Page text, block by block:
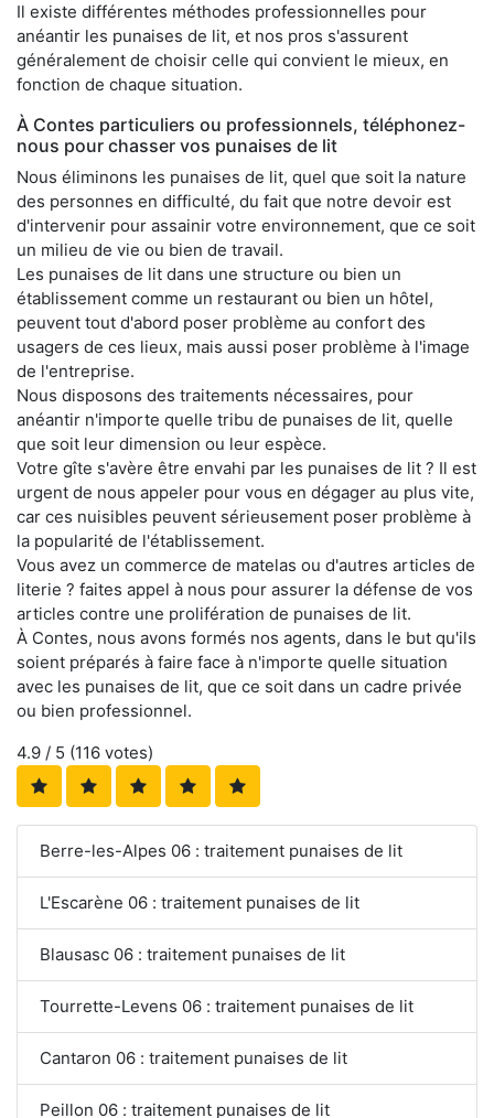
Il existe différentes méthodes professionnelles pour
anéantir les punaises de lit, et nos pros s'assurent
généralement de choisir celle qui convient le mieux, en
fonction de chaque situation.
À Contes particuliers ou professionnels, téléphonez-
nous pour chasser vos punaises de lit
Nous éliminons les punaises de lit, quel que soit la nature
des personnes en difficulté, du fait que notre devoir est
d'intervenir pour assainir votre environnement, que ce soit
un milieu de vie ou bien de travail.
Les punaises de lit dans une structure ou bien un
établissement comme un restaurant ou bien un hôtel,
peuvent tout d'abord poser problème au confort des
usagers de ces lieux, mais aussi poser problème à l'image
de l'entreprise.
Nous disposons des traitements nécessaires, pour
anéantir n'importe quelle tribu de punaises de lit, quelle
que soit leur dimension ou leur espèce.
Votre gîte s'avère être envahi par les punaises de lit ? Il est
urgent de nous appeler pour vous en dégager au plus vite,
car ces nuisibles peuvent sérieusement poser problème à
la popularité de l'établissement.
Vous avez un commerce de matelas ou d'autres articles de
literie ? faites appel à nous pour assurer la défense de vos
articles contre une prolifération de punaises de lit.
À Contes, nous avons formés nos agents, dans le but qu'ils
soient préparés à faire face à n'importe quelle situation
avec les punaises de lit, que ce soit dans un cadre privée
ou bien professionnel.
4.9 / 5 (116 votes)
Berre-les-Alpes 06 : traitement punaises de lit
L'Escarène 06 : traitement punaises de lit
Blausasc 06 : traitement punaises de lit
Tourrette-Levens 06 : traitement punaises de lit
Cantaron 06 : traitement punaises de lit
Peillon 06 : traitement punaises de lit